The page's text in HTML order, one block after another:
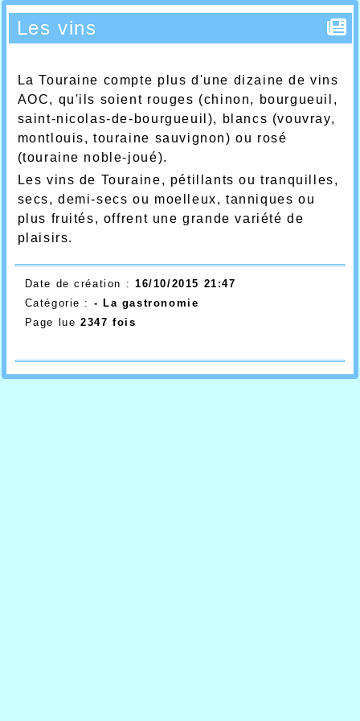
Les vins
La Touraine compte plus d'une dizaine de vins
AOC, qu'ils soient rouges (chinon, bourgueuil,
saint-nicolas-de-bourgueuil), blancs (vouvray,
montlouis, touraine sauvignon) ou rosé
(touraine noble-joué).
Les vins de Touraine, pétillants ou tranquilles,
secs, demi-secs ou moelleux, tanniques ou
plus fruités, offrent une grande variété de
plaisirs.
Date de création : 16/10/2015 21:47
Catégorie : - La gastronomie
Page lue 2347 fois